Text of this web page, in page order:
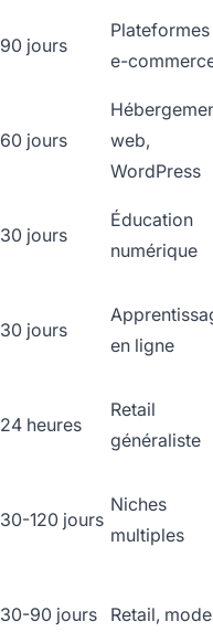
90 jours
Plateformes
e-
60 jours
web,
WordPress
30 jours
Éducation
numérique
30 jours
en ligne
24 heures
Retail
généraliste
30-120 jours
Niches
multiples
30-90 jours Retail, mode